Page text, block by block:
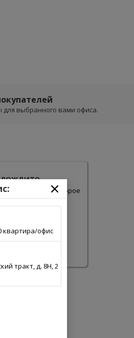
для выбранного вами офиса.
занять некоторое
квартира/офис
тракт, д. 8Н, 2